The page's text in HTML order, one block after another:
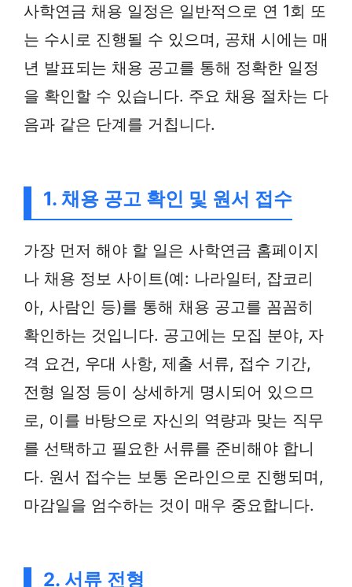
사학연금 채용 일정은 일반적으로 연 1회 또
는 수시로 진행될 수 있으며, 공채 시에는 매
년 발표되는 채용 공고를 통해 정확한 일정
을 확인할 수 있습니다. 주요 채용 절차는 다
음과 같은 단계를 거칩니다.
1. 채용 공고 확인 및 원서 접수
가장 먼저 해야 할 일은 사학연금 홈페이지
나 채용 정보 사이트(예: 나라일터, 잡코리
아, 사람인 등)를 통해 채용 공고를 꼼꼼히
확인하는 것입니다. 공고에는 모집 분야, 자
격 요건, 우대 사항, 제출 서류, 접수 기간,
전형 일정 등이 상세하게 명시되어 있으므
로, 이를 바탕으로 자신의 역량과 맞는 직무
를 선택하고 필요한 서류를 준비해야 합니
다. 원서 접수는 보통 온라인으로 진행되며,
마감일을 엄수하는 것이 매우 중요합니다.
2. 서류 전형